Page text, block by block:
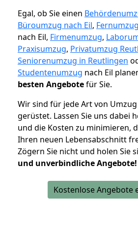
Egal, ob Sie einen
Büroumzug nach Eil, Fernumzug
nach Eil, Firmenumzug,
Praxisumzug, Privatumzug
Seniorenumzug in Reutlingen
Studentenumzug nach Eil
besten Angebotefür Sie.
Wir sind für jede Art von Umzug
gerüstet. Lassen Sie uns dabei
und die Kosten zu minimieren,
Ihren neuen Lebensabschnitt
Zögern Sie nicht und holen Sie
und unverbindliche Angebote!
Kostenlose Angebote